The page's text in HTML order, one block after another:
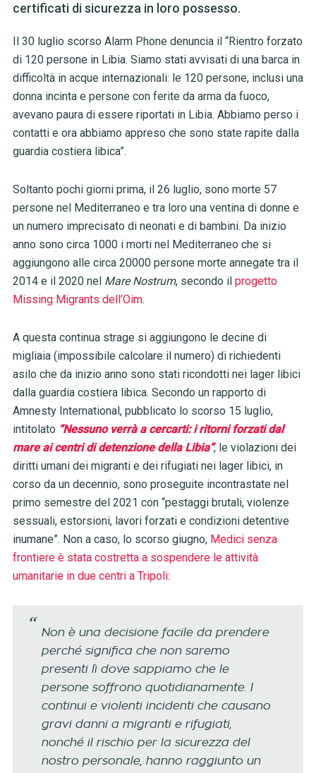
certificati di sicurezza in loro possesso.
Il 30 luglio scorso Alarm Phone denuncia il “Rientro forzato
di 120 persone in Libia. Siamo stati avvisati di una barca in
difficoltà in acque internazionali: le 120 persone, inclusi una
donna incinta e persone con ferite da arma da fuoco,
avevano paura di essere riportati in Libia. Abbiamo perso i
contatti e ora abbiamo appreso che sono state rapite dalla
guardia costiera libica”.
Soltanto pochi giorni prima, il 26 luglio, sono morte 57
persone nel Mediterraneo e tra loro una ventina di donne e
un numero imprecisato di neonati e di bambini. Da inizio
anno sono circa 1000 i morti nel Mediterraneo che si
aggiungono alle circa 20000 persone morte annegate tra il
2014 e il 2020 nel Mare Nostrum, secondo il progetto
Missing Migrants dell’Oim.
A questa continua strage si aggiungono le decine di
migliaia (impossibile calcolare il numero) di richiedenti
asilo che da inizio anno sono stati ricondotti nei lager libici
dalla guardia costiera libica. Secondo un rapporto di
Amnesty International, pubblicato lo scorso 15 luglio,
intitolato “Nessuno verrà a cercarti: i ritorni forzati dal
mare ai centri di detenzione della Libia”, le violazioni dei
diritti umani dei migranti e dei rifugiati nei lager libici, in
corso da un decennio, sono proseguite incontrastate nel
primo semestre del 2021 con “pestaggi brutali, violenze
sessuali, estorsioni, lavori forzati e condizioni detentive
inumane”. Non a caso, lo scorso giugno, Medici senza
frontiere è stata costretta a sospendere le attività
umanitarie in due centri a Tripoli:
Non è una decisione facile da prendere
perché significa che non saremo
presenti lì dove sappiamo che le
persone soffrono quotidianamente. I
continui e violenti incidenti che causano
gravi danni a migranti e rifugiati,
nonché il rischio per la sicurezza del
nostro personale, hanno raggiunto un